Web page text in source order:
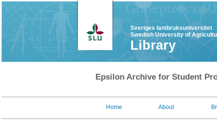
Sveriges lantbruksuniversitet
Swedish University of
Library
Epsilon Archive for Student
Home About